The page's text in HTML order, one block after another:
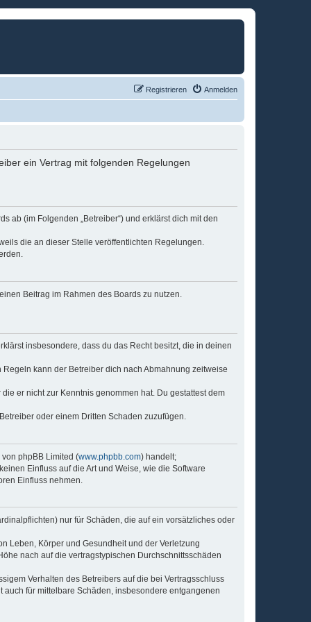
Anmelden
Registrieren
ein Vertrag mit folgenden Regelungen
ab (im Folgenden „Betreiber“) und erklärst dich mit den
die an dieser Stelle veröffentlichten Regelungen.
Beitrag im Rahmen des Boards zu nutzen.
insbesondere, dass du das Recht besitzt, die in deinen
kann der Betreiber dich nach Abmahnung zeitweise
er nicht zur Kenntnis genommen hat. Du gestattest dem
oder einem Dritten Schaden zuzufügen.
phpBB Limited (www.phpbb.com) handelt;
Einfluss auf die Art und Weise, wie die Software
Einfluss nehmen.
nur für Schäden, die auf ein vorsätzliches oder
Leben, Körper und Gesundheit und der Verletzung
nach auf die vertragstypischen Durchschnittsschäden
Verhalten des Betreibers auf die bei Vertragsschluss
für mittelbare Schäden, insbesondere entgangenen